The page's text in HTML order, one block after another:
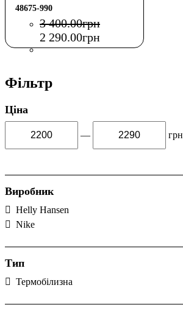
48675-990
3 400.00грн
2 290.00грн
Фільтр
Ціна
— грн
Виробник
Helly Hansen
Nike
Тип
Термобілизна